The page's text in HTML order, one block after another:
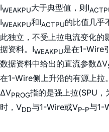
IWEAKPU大于典型值，则I
IWEAKPU和IACTPU的比值几乎
此独立，不受上拉电流变化
据资料。IWEAKPU是在1-Wire
数据资料中给出的直流参数ΔV
在1-Wire侧上升沿的有源上拉
ΔVPROG指的是强上拉(SPU，
时，VDD与1-Wire或VP-P与1-